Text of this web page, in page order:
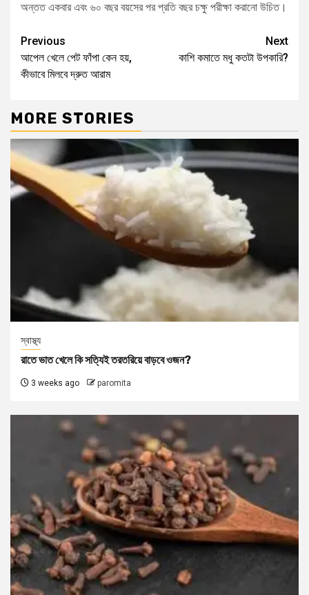
অন্তত একবার এবং ৬০ বছর বয়সের পর প্রতি বছর চক্ষু পরীক্ষা করানো উচিত।
Previous
আপেল খেলে পেট ফাঁপা কেন হয়,
কীভাবে মিলবে দ্রুত আরাম
Next
কাশি কমাতে মধু কতটা উপকারি?
MORE STORIES
স্বাস্থ্য
রাতে ভাত খেলে কি সত্যিই তরতরিয়ে বাড়বে ওজন?
3 weeks ago paromita